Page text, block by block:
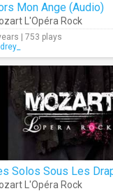
Mon Ange (Audio)
L'Opéra Rock
| 753 plays
L'Opéra Rock